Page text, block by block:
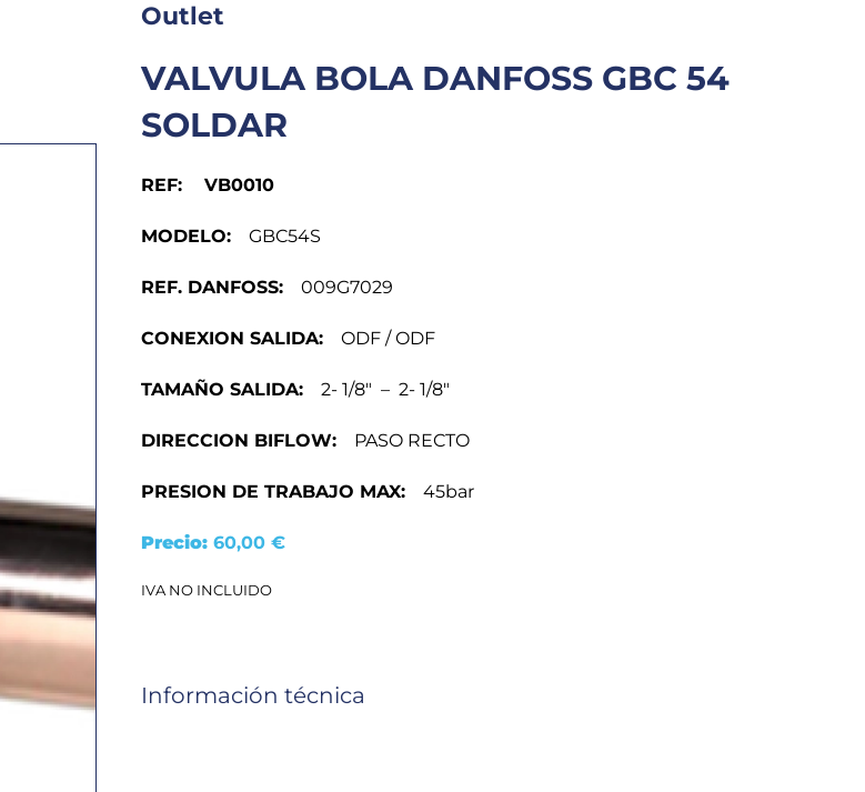
Outlet
VALVULA BOLA DANFOSS GBC 54
SOLDAR
REF: VB0010
MODELO: GBC54S
REF. DANFOSS: 009G7029
CONEXION SALIDA: ODF / ODF
TAMAÑO SALIDA: 2- 1/8″ – 2- 1/8″
DIRECCION BIFLOW: PASO RECTO
PRESION DE TRABAJO MAX: 45bar
Precio: 60,00 €
IVA NO INCLUIDO
Información técnica